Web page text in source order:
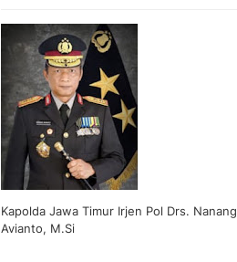
Kapolda Jawa Timur Irjen Pol Drs. Nanang
Avianto, M.Si